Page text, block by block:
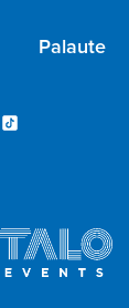
Palaute